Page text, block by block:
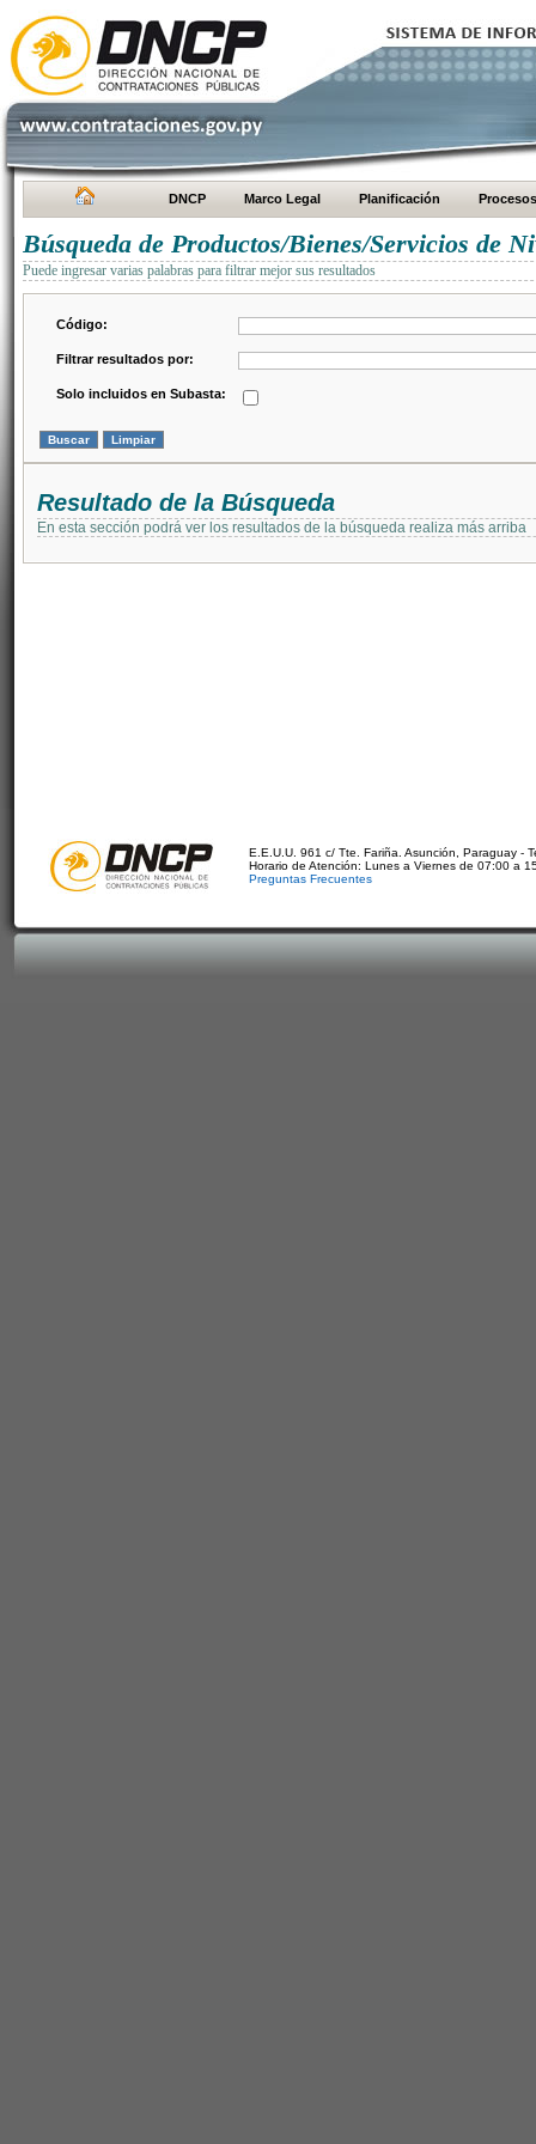
DNCP Marco Legal Planificación Procesos
Búsqueda de Productos/Bienes/Servicios de
Puede ingresar varias palabras para filtrar mejor sus resultados
Código:
Filtrar resultados por:
Solo incluidos en Subasta:
Resultado de la Búsqueda
En esta sección podrá ver los resultados de la búsqueda realiza más arriba
E.E.U.U. 961 c/ Tte. Fariña. Asunción, Paraguay -
Horario de Atención: Lunes a Viernes de 07:00 a
Preguntas Frecuentes